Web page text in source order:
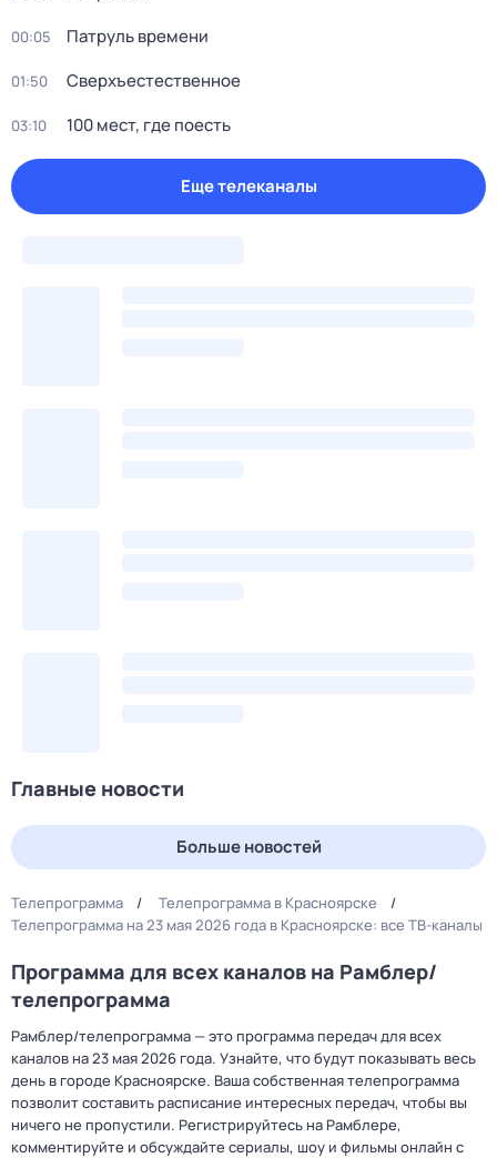
00:05 Патруль времени
01:50 Сверхъестественное
03:10 100 мест, где поесть
Еще телеканалы
Главные новости
Больше новостей
Телепрограмма
Телепрограмма в Красноярске
Телепрограмма на 23 мая 2026 года в Красноярске: все ТВ-каналы
Программа для всех каналов на Рамблер/
телепрограмма
Рамблер/телепрограмма — это программа передач для всех
каналов на 23 мая 2026 года. Узнайте, что будут показывать весь
день в городе Красноярске. Ваша собственная телепрограмма
позволит составить расписание интересных передач, чтобы вы
ничего не пропустили. Регистрируйтесь на Рамблере,
комментируйте и обсуждайте сериалы, шоу и фильмы онлайн с